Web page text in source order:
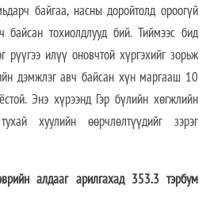
байгаа, насны доройтолд ороогүй
байсан тохиолдлууд бий. Тиймээс бид
рүүгээ илүү оновчтой хүргэхийг зорьж
дэмжлэг авч байсан хүн маргааш 10
Энэ хүрээнд Гэр бүлийн хөгжлийн
хуулийн өөрчлөлтүүдийг зэрэг
алдааг арилгахад 353.3 тэрбум